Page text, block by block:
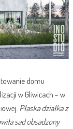
domu
w Gliwicach – w
Płaska działka z
sad obsadzony